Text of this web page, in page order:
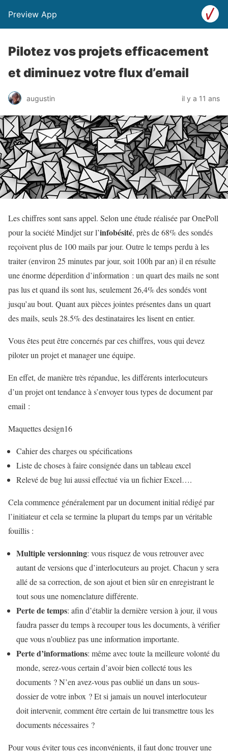
Preview App
Pilotez vos projets efficacement
et diminuez votre flux d’email
augustin il y a 11 ans
Les chiffres sont sans appel. Selon une étude réalisée par OnePoll
pour la société Mindjet sur l’infobésité, près de 68% des sondés
reçoivent plus de 100 mails par jour. Outre le temps perdu à les
traiter (environ 25 minutes par jour, soit 100h par an) il en résulte
une énorme déperdition d’information : un quart des mails ne sont
pas lus et quand ils sont lus, seulement 26,4% des sondés vont
jusqu’au bout. Quant aux pièces jointes présentes dans un quart
des mails, seuls 28.5% des destinataires les lisent en entier.
Vous êtes peut être concernés par ces chiffres, vous qui devez
piloter un projet et manager une équipe.
En effet, de manière très répandue, les différents interlocuteurs
d’un projet ont tendance à s’envoyer tous types de document par
email :
Maquettes design16
Cahier des charges ou spécifications
Liste de choses à faire consignée dans un tableau excel
Relevé de bug lui aussi effectué via un fichier Excel….
Cela commence généralement par un document initial rédigé par
l’initiateur et cela se termine la plupart du temps par un véritable
fouillis :
Multiple versionning: vous risquez de vous retrouver avec
autant de versions que d’interlocuteurs au projet. Chacun y sera
allé de sa correction, de son ajout et bien sûr en enregistrant le
tout sous une nomenclature différente.
Perte de temps: afin d’établir la dernière version à jour, il vous
faudra passer du temps à recouper tous les documents, à vérifier
que vous n’oubliez pas une information importante.
Perte d’informations: même avec toute la meilleure volonté du
monde, serez-vous certain d’avoir bien collecté tous les
documents ? N’en avez-vous pas oublié un dans un sous-
dossier de votre inbox ? Et si jamais un nouvel interlocuteur
doit intervenir, comment être certain de lui transmettre tous les
documents nécessaires ?
Pour vous éviter tous ces inconvénients, il faut donc trouver une